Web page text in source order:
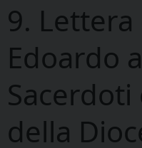
9. Lettera
Edoardo
Sacerdoti
della